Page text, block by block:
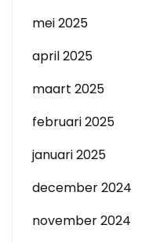
mei 2025
april 2025
maart 2025
februari 2025
januari 2025
december 2024
november 2024